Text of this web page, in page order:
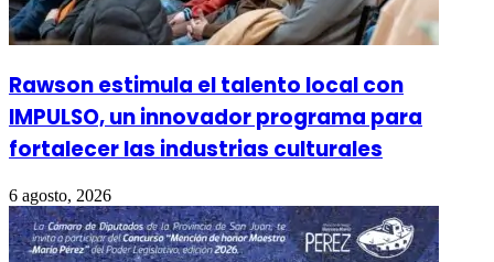
Rawson estimula el talento local con
IMPULSO, un innovador programa para
fortalecer las industrias culturales
6 agosto, 2026